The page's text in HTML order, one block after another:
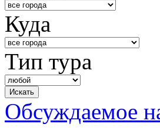
Куда
Тип тура
Обсуждаемое